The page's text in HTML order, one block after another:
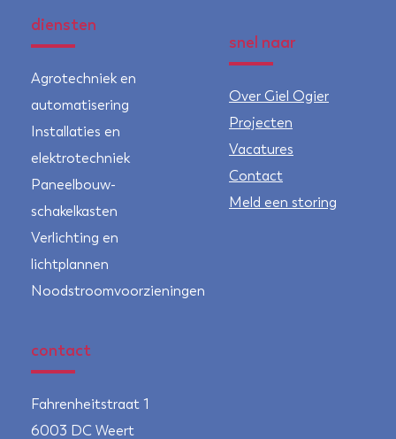
diensten
Agrotechniek en
automatisering
Installaties en
elektrotechniek
Paneelbouw-
schakelkasten
Verlichting en
lichtplannen
Noodstroomvoorzieningen
snel naar
Over Giel Ogier
Projecten
Vacatures
Contact
Meld een storing
contact
Fahrenheitstraat 1
6003 DC Weert